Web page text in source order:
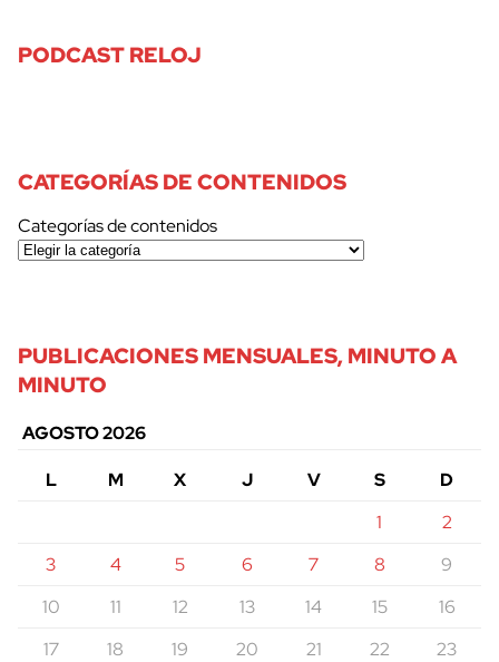
PODCAST RELOJ
CATEGORÍAS DE CONTENIDOS
Categorías de contenidos
PUBLICACIONES MENSUALES, MINUTO A
MINUTO
AGOSTO 2026
L
M X J V S
D
1
2
3
4 5 6 7 8
9
10
11 12 13 14 15
16
17
18 19 20 21 22
23